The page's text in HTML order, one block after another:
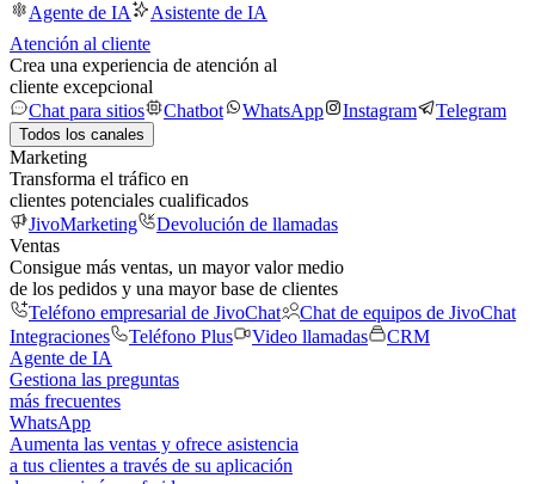
Agente de IA
Asistente de IA
Atención al cliente
Crea una experiencia de atención al
cliente excepcional
Chat para sitios
Chatbot WhatsApp Instagram Telegram
Todos los canales
Marketing
Transforma el tráfico en
clientes potenciales cualificados
JivoMarketing
Devolución de llamadas
Ventas
Consigue más ventas, un mayor valor medio
de los pedidos y una mayor base de clientes
Teléfono empresarial de JivoChat
Chat de equipos de JivoChat
Integraciones
Teléfono Plus Video llamadas
CRM
Agente de IA
Gestiona las preguntas
más frecuentes
WhatsApp
Aumenta las ventas y ofrece asistencia
a tus clientes a través de su aplicación